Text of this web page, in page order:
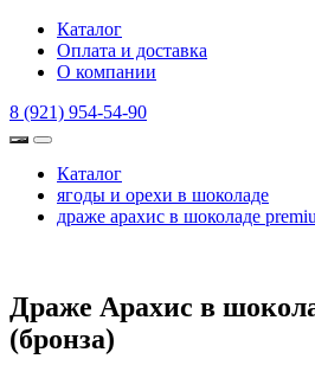
Каталог
Оплата и доставка
О компании
8 (921) 954-54-90
Каталог
ягоды и орехи в шоколаде
драже арахис в шоколаде
Драже Арахис в
(бронза)